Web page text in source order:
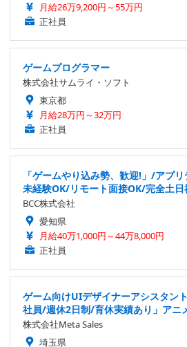
月給26万9,200円～55万円
正社員
ゲームプログラマー
株式会社サムライ・ソフト
東京都
月給28万円～32万円
正社員
「ゲームやり込み勢、歓迎!」/アプ
未経験OK/リモート面接OK/完全土日
BCC株式会社
愛知県
月給40万1,000円～44万8,000円
正社員
ゲーム向けUIデザイナーアシスタン
社員/週休2日制/育休実績あり」アニ
株式会社Meta Sales
埼玉県